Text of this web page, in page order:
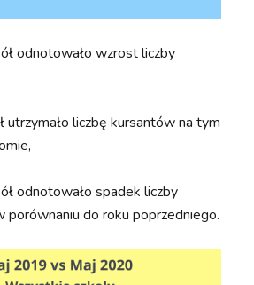
odnotowało wzrost liczby
utrzymało liczbę kursantów na tym
odnotowało spadek liczby
porównaniu do roku poprzedniego.